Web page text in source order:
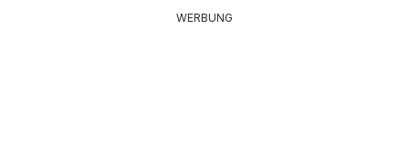
WERBUNG